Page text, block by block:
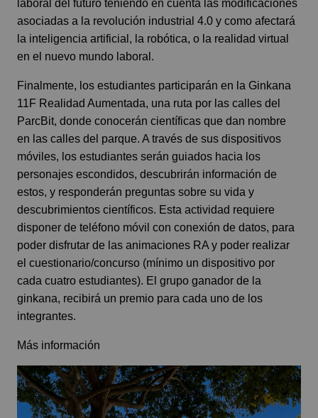
laboral del futuro teniendo en cuenta las modificaciones
asociadas a la revolución industrial 4.0 y como afectará
la inteligencia artificial, la robótica, o la realidad virtual
en el nuevo mundo laboral.
Finalmente, los estudiantes participarán en la Ginkana
11F Realidad Aumentada, una ruta por las calles del
ParcBit, donde conocerán científicas que dan nombre
en las calles del parque. A través de sus dispositivos
móviles, los estudiantes serán guiados hacia los
personajes escondidos, descubrirán información de
estos, y responderán preguntas sobre su vida y
descubrimientos científicos. Esta actividad requiere
disponer de teléfono móvil con conexión de datos, para
poder disfrutar de las animaciones RA y poder realizar
el cuestionario/concurso (mínimo un dispositivo por
cada cuatro estudiantes). El grupo ganador de la
ginkana, recibirá un premio para cada uno de los
integrantes.
Más información